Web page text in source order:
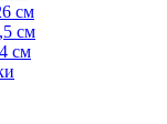
см
см
см